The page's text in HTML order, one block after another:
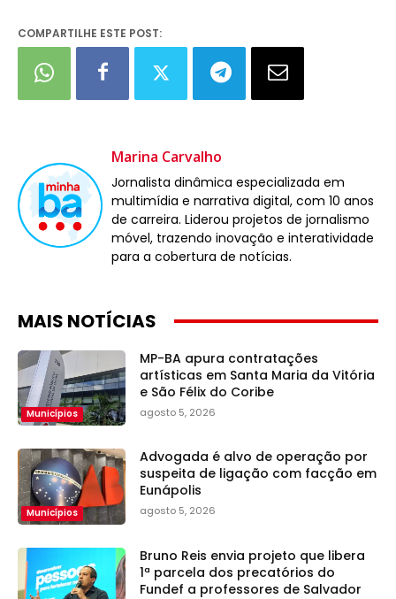
COMPARTILHE ESTE POST:
Marina Carvalho
Jornalista dinâmica especializada em
multimídia e narrativa digital, com 10 anos
de carreira. Liderou projetos de jornalismo
móvel, trazendo inovação e interatividade
para a cobertura de notícias.
MAIS NOTÍCIAS
Municípios
MP-BA apura contratações
artísticas em Santa Maria da Vitória
e São Félix do Coribe
agosto 5, 2026
Municípios
Advogada é alvo de operação por
suspeita de ligação com facção em
Eunápolis
agosto 5, 2026
Bruno Reis envia projeto que libera
1ª parcela dos precatórios do
Fundef a professores de Salvador